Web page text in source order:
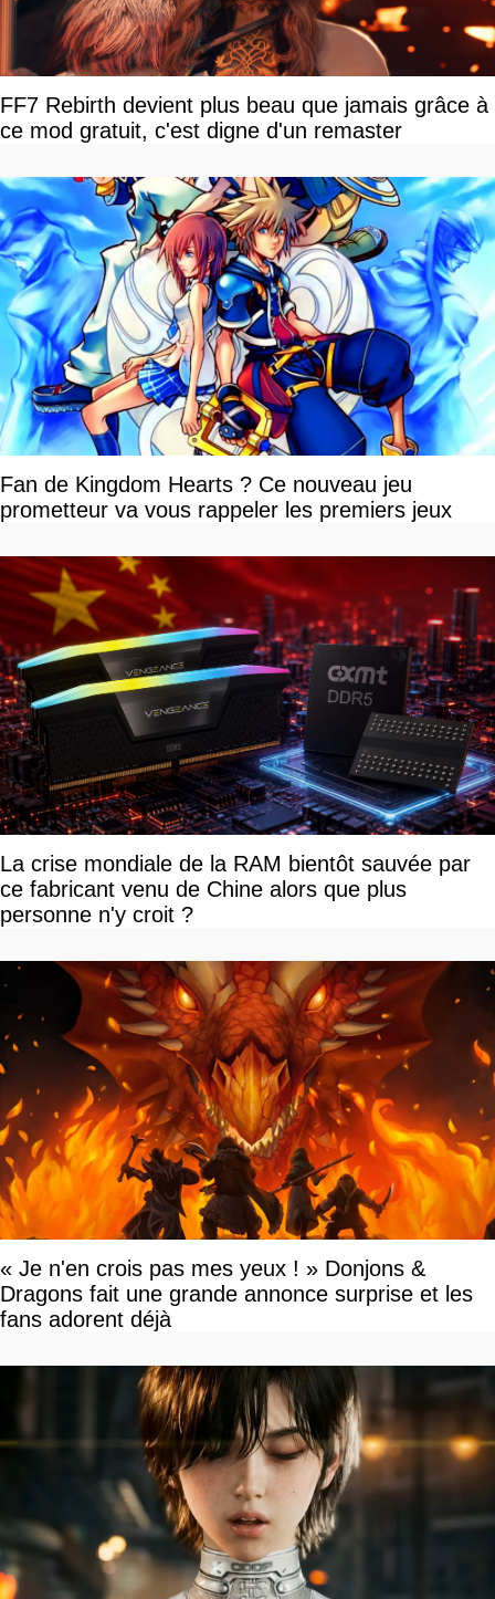
FF7 Rebirth devient plus beau que jamais grâce à
ce mod gratuit, c'est digne d'un remaster
Fan de Kingdom Hearts ? Ce nouveau jeu
prometteur va vous rappeler les premiers jeux
La crise mondiale de la RAM bientôt sauvée par
ce fabricant venu de Chine alors que plus
personne n'y croit ?
« Je n'en crois pas mes yeux ! » Donjons &
Dragons fait une grande annonce surprise et les
fans adorent déjà